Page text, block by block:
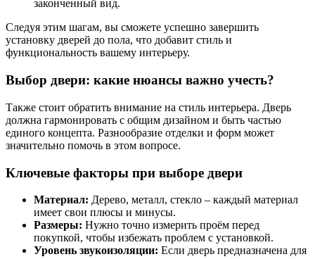
законченный вид.
Следуя этим шагам, вы сможете успешно завершить
установку дверей до пола, что добавит стиль и
функциональность вашему интерьеру.
Выбор двери: какие нюансы важно учесть?
Также стоит обратить внимание на стиль интерьера. Дверь
должна гармонировать с общим дизайном и быть частью
единого концепта. Разнообразие отделки и форм может
значительно помочь в этом вопросе.
Ключевые факторы при выборе двери
Материал: Дерево, металл, стекло – каждый материал
имеет свои плюсы и минусы.
Размеры: Нужно точно измерить проём перед
покупкой, чтобы избежать проблем с установкой.
Уровень звукоизоляции: Если дверь предназначена для